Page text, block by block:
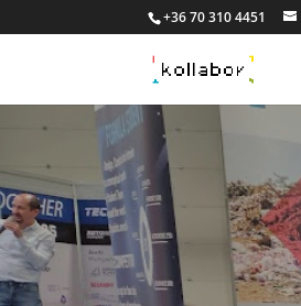
+36 70 310 4451